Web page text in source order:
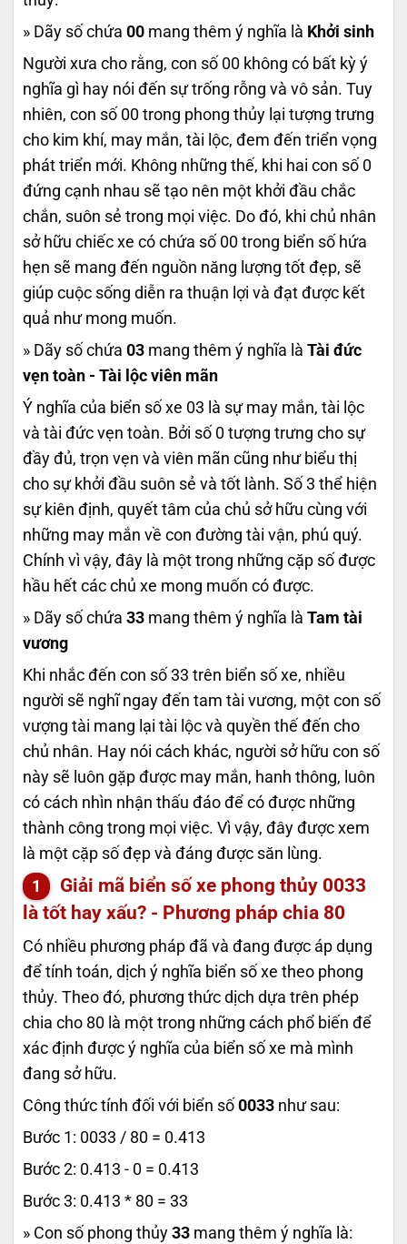
» Dãy số chứa 00 mang thêm ý nghĩa là Khởi sinh
Người xưa cho rằng, con số 00 không có bất kỳ ý
nghĩa gì hay nói đến sự trống rỗng và vô sản. Tuy
nhiên, con số 00 trong phong thủy lại tượng trưng
cho kim khí, may mắn, tài lộc, đem đến triển vọng
phát triển mới. Không những thế, khi hai con số 0
đứng cạnh nhau sẽ tạo nên một khởi đầu chắc
chắn, suôn sẻ trong mọi việc. Do đó, khi chủ nhân
sở hữu chiếc xe có chứa số 00 trong biển số hứa
hẹn sẽ mang đến nguồn năng lượng tốt đẹp, sẽ
giúp cuộc sống diễn ra thuận lợi và đạt được kết
quả như mong muốn.
» Dãy số chứa 03 mang thêm ý nghĩa là Tài đức
vẹn toàn - Tài lộc viên mãn
Ý nghĩa của biển số xe 03 là sự may mắn, tài lộc
và tài đức vẹn toàn. Bởi số 0 tượng trưng cho sự
đầy đủ, trọn vẹn và viên mãn cũng như biểu thị
cho sự khởi đầu suôn sẻ và tốt lành. Số 3 thể hiện
sự kiên định, quyết tâm của chủ sở hữu cùng với
những may mắn về con đường tài vận, phú quý.
Chính vì vậy, đây là một trong những cặp số được
hầu hết các chủ xe mong muốn có được.
» Dãy số chứa 33 mang thêm ý nghĩa là Tam tài
vương
Khi nhắc đến con số 33 trên biển số xe, nhiều
người sẽ nghĩ ngay đến tam tài vương, một con số
vượng tài mang lại tài lộc và quyền thế đến cho
chủ nhân. Hay nói cách khác, người sở hữu con số
này sẽ luôn gặp được may mắn, hanh thông, luôn
có cách nhìn nhận thấu đáo để có được những
thành công trong mọi việc. Vì vậy, đây được xem
là một cặp số đẹp và đáng được săn lùng.
Giải mã biển số xe phong thủy 0033
là tốt hay xấu? - Phương pháp chia 80
Có nhiều phương pháp đã và đang được áp dụng
để tính toán, dịch ý nghĩa biển số xe theo phong
thủy. Theo đó, phương thức dịch dựa trên phép
chia cho 80 là một trong những cách phổ biến để
xác định được ý nghĩa của biển số xe mà mình
đang sở hữu.
Công thức tính đối với biển số 0033 như sau:
Bước 1: 0033 / 80 = 0.413
Bước 2: 0.413 - 0 = 0.413
Bước 3: 0.413 * 80 = 33
» Con số phong thủy 33 mang thêm ý nghĩa là: